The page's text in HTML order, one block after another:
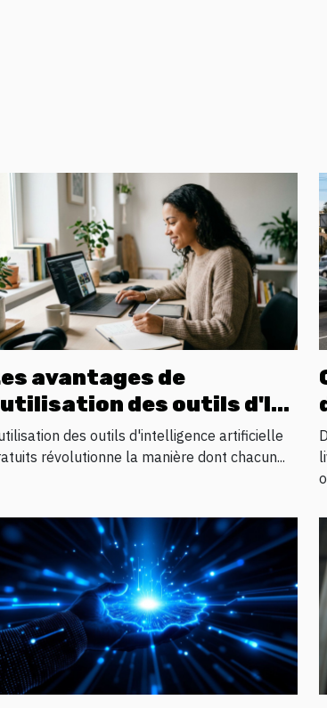
avantages de
des outils d'IA
pour l'innovation
des outils d'intelligence artificielle
révolutionne la manière dont chacun...